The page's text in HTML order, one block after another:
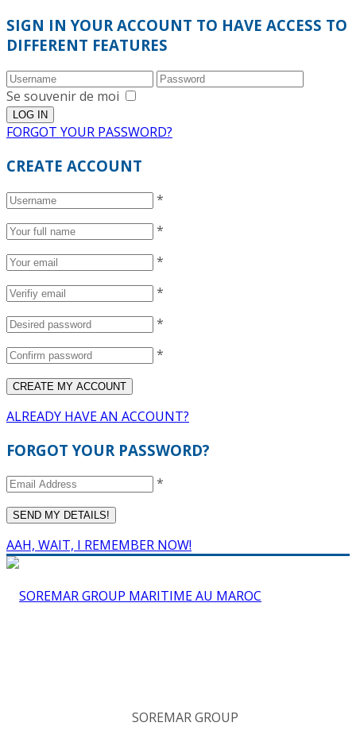
SIGN IN YOUR ACCOUNT TO HAVE ACCESS TO
DIFFERENT FEATURES
Se souvenir de moi
FORGOT YOUR PASSWORD?
CREATE ACCOUNT
*
*
*
*
*
*
ALREADY HAVE AN ACCOUNT?
FORGOT YOUR PASSWORD?
*
AAH, WAIT, I REMEMBER NOW!
SOREMAR GROUP